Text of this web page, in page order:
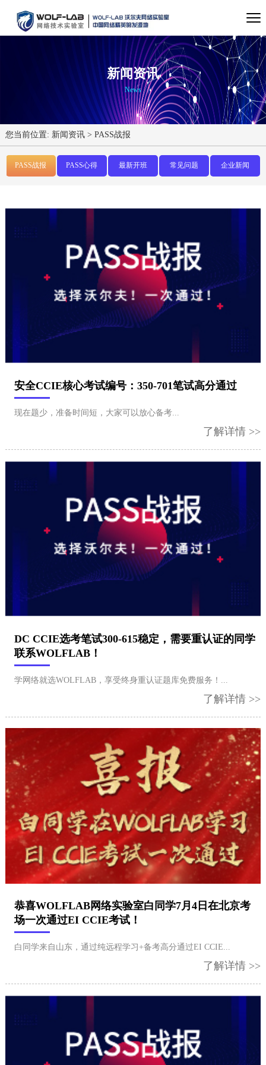
新闻资讯
News
您当前位置: 新闻资讯> PASS战报
PASS战报 PASS心得 最新开班 常见问题 企业新闻
安全CCIE核心考试编号：350-701笔试高分通过
现在题少，准备时间短，大家可以放心备考...
了解详情 >>
​DC CCIE选考笔试300-615稳定，需要重认证的同学
联系WOLFLAB！
学网络就选WOLFLAB，享受终身重认证题库免费服务！...
了解详情 >>
恭喜WOLFLAB网络实验室白同学7月4日在北京考
场一次通过EI CCIE考试！
白同学来自山东，通过纯远程学习+备考高分通过EI CCIE...
了解详情 >>